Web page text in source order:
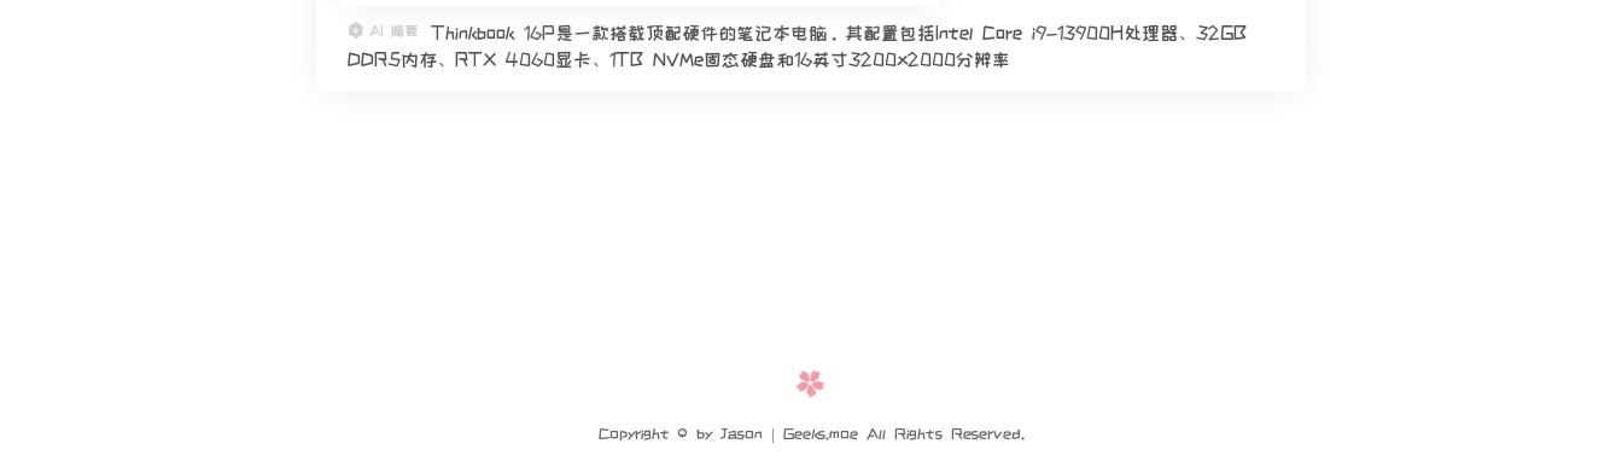
AI 摘要
Thinkbook 16P是一款搭载顶配硬件的笔记本电脑。其配置包括Intel Core i9-13900H处理器、32GB
DDR5内存、RTX 4060显卡、1TB NVMe固态硬盘和16英寸3200x2000分辨率
Copyright © by Jason | Geeks.moe All Rights Reserved.